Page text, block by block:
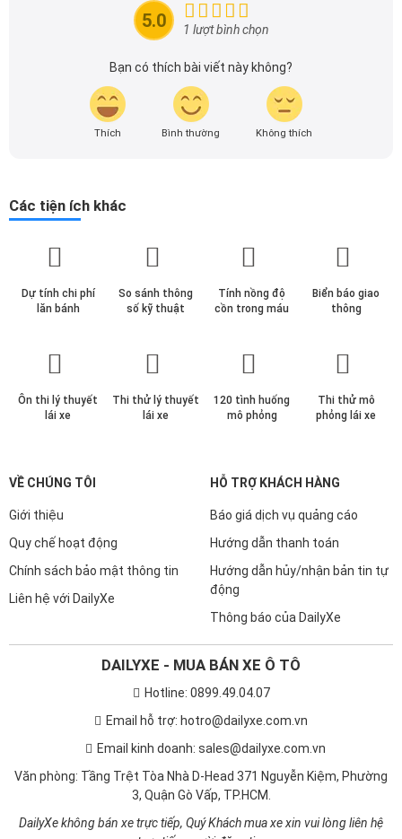
đầu cho những người yêu thích ô tô tại Việt Nam. Hãy
theo dõi tôi để cập nhật thông tin về thị trường ô tô
5.0 1 lượt bình chọn
Bạn có thích bài viết này không?
Thích Bình thường Không thích
Các tiện ích khác
Dự tính chi phí
lăn bánh
So sánh thông
số kỹ thuật
Tính nồng độ
cồn trong máu
Biển báo giao
thông
Ôn thi lý thuyết
lái xe
Thi thử lý thuyết
lái xe
120 tình huống
mô phỏng
Thi thử mô
phỏng lái xe
VỀ CHÚNG TÔI
Giới thiệu
Quy chế hoạt động
Chính sách bảo mật thông tin
Liên hệ với DailyXe
HỖ TRỢ KHÁCH HÀNG
Báo giá dịch vụ quảng cáo
Hướng dẫn thanh toán
Hướng dẫn hủy/nhận bản tin tự
động
Thông báo của DailyXe
DAILYXE - MUA BÁN XE Ô TÔ
Hotline: 0899.49.04.07
Email hỗ trợ: hotro@dailyxe.com.vn
Email kinh doanh: sales@dailyxe.com.vn
Văn phòng: Tầng Trệt Tòa Nhà D-Head 371 Nguyễn Kiệm, Phường
3, Quận Gò Vấp, TP.HCM.
DailyXe không bán xe trực tiếp, Quý Khách mua xe xin vui lòng liên hệ